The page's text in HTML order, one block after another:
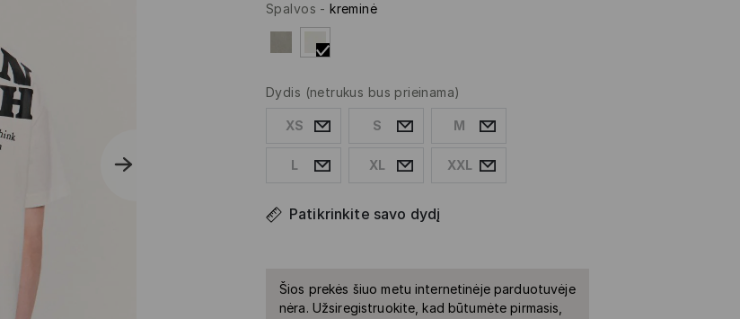
Spalvos -kreminė
Dydis (netrukus bus prieinama)
XS S M
L XL XXL
Patikrinkite savo dydį
Šios prekės šiuo metu internetinėje parduotuvėje
nėra. Užsiregistruokite, kad būtumėte pirmasis,